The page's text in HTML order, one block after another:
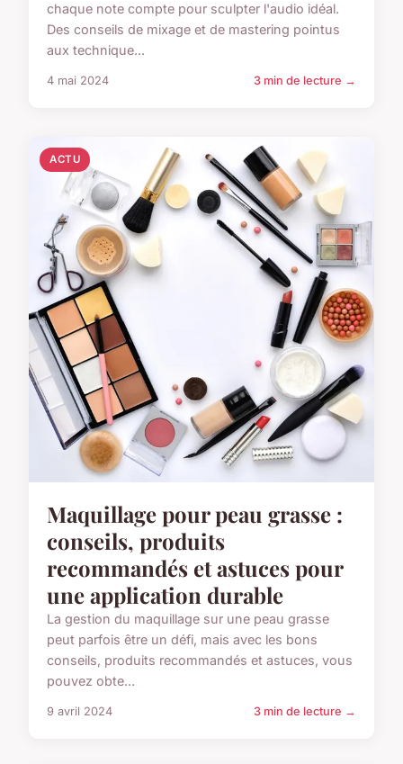
chaque note compte pour sculpter l'audio idéal.
Des conseils de mixage et de mastering pointus
aux technique...
4 mai 2024 3 min de lecture →
ACTU
Maquillage pour peau grasse :
conseils, produits
recommandés et astuces pour
une application durable
La gestion du maquillage sur une peau grasse
peut parfois être un défi, mais avec les bons
conseils, produits recommandés et astuces, vous
pouvez obte...
9 avril 2024 3 min de lecture →